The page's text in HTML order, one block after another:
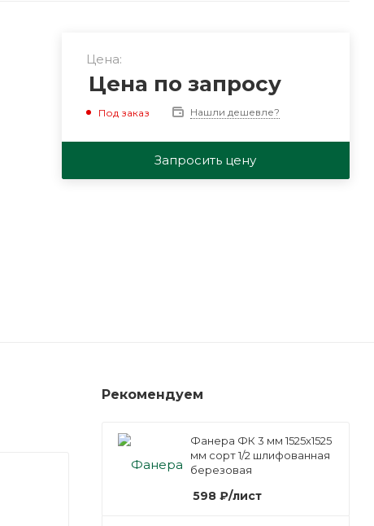
Цена:
Цена по запросу
Под заказ Нашли дешевле?
Запросить цену
Рекомендуем
Фанера ФК 3 мм 1525х1525
мм сорт 1/2 шлифованная
березовая
598 ₽/лист